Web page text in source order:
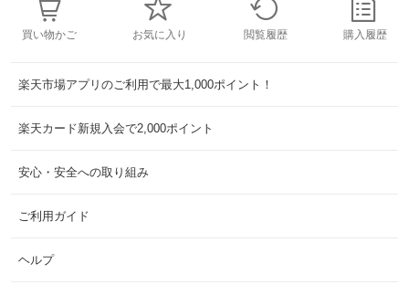
買い物かご お気に入り 閲覧履歴 購入履歴
楽天市場アプリのご利用で最大1,000ポイント！
楽天カード新規入会で2,000ポイント
安心・安全への取り組み
ご利用ガイド
ヘルプ